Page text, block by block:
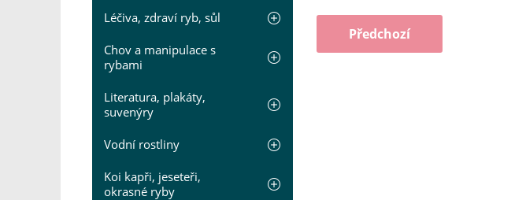
Léčiva, zdraví ryb, sůl
Chov a manipulace s
rybami
Literatura, plakáty,
suvenýry
Vodní rostliny
Koi kapři, jeseteři,
okrasné ryby
Předchozí